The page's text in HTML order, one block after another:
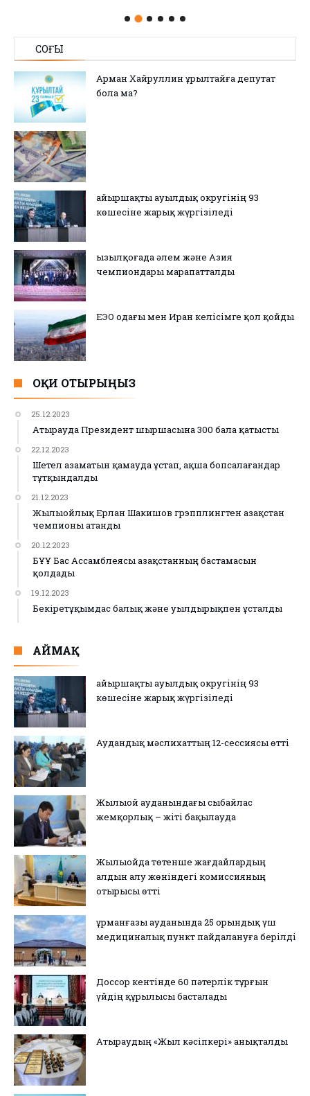
СОҢҒЫ
Арман Хайруллин Құрылтайға депутат
бола ма?
Қайыршақты ауылдық округінің 93
көшесіне жарық жүргізіледі
Қызылқоғада әлем және Азия
чемпиондары марапатталды
ЕЭО одағы мен Иран келісімге қол қойды
ОҚИ ОТЫРЫҢЫЗ
25.12.2023
Атырауда Президент шыршасына 300 бала қатысты
22.12.2023
Шетел азаматын қамауда ұстап, ақша бопсалағандар
тұтқындалды
21.12.2023
Жылыойлық Ерлан Шакишов грэпплингтен Қазақстан
чемпионы атанды
20.12.2023
БҰҰ Бас Ассамблеясы Қазақстанның бастамасын
қолдады
19.12.2023
Бекіретұқымдас балық және уылдырықпен ұсталды
АЙМАҚ
Қайыршақты ауылдық округінің 93
көшесіне жарық жүргізіледі
Аудандық мәслихаттың 12-сессиясы өтті
Жылыой ауданындағы сыбайлас
жемқорлық – жіті бақылауда
Жылыойда төтенше жағдайлардың
алдын алу жөніндегі комиссияның
отырысы өтті
Құрманғазы ауданында 25 орындық үш
медициналық пункт пайдалануға берілді
Доссор кентінде 60 пәтерлік тұрғын
үйдің құрылысы басталады
Атыраудың «Жыл кәсіпкері» анықталды